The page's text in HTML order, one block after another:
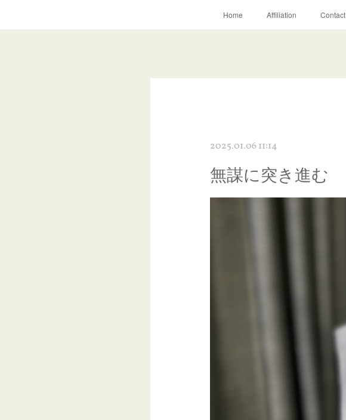
Home Affiliation Contact
2025.01.06 11:14
無謀に突き進む